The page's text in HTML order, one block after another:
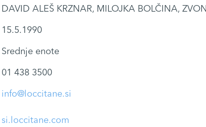
DAVID ALEŠ KRZNAR, MILOJKA BOLČINA,
15.5.1990
Srednje enote
01 438 3500
info@loccitane.si
si.loccitane.com